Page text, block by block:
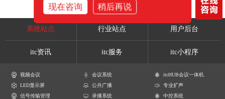
系统站点 行业站点 用户后台
itc资讯 itc服务 itc小程序
视频会议 会议系统
itcHUB会议一体机
LED显示屏
公共广播
专业扩声
信号传输管理
录播系统
中控系统
现在咨询 稍后再说